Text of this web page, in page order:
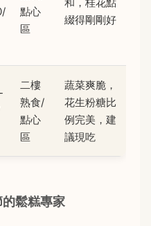
點心
區
綴得剛剛好
二樓
熟食/
點心
區
蔬菜爽脆，
花生粉糖比
例完美，建
議現吃
鬆糕專家